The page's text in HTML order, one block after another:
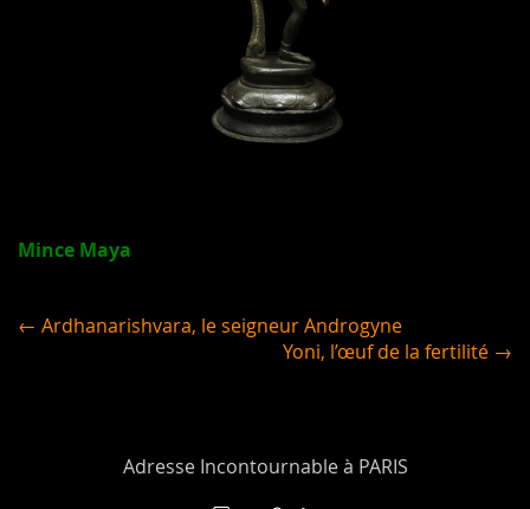
Mince Maya
← Ardhanarishvara, le seigneur Androgyne
Yoni, l’œuf de la fertilité →
Adresse Incontournable à PARIS